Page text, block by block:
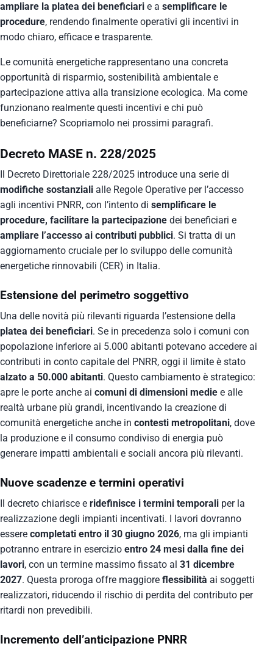
ampliare la platea dei beneficiari e a semplificare le
procedure, rendendo finalmente operativi gli incentivi in
modo chiaro, efficace e trasparente.
Le comunità energetiche rappresentano una concreta
opportunità di risparmio, sostenibilità ambientale e
partecipazione attiva alla transizione ecologica. Ma come
funzionano realmente questi incentivi e chi può
beneficiarne? Scopriamolo nei prossimi paragrafi.
Decreto MASE n. 228/2025
Il Decreto Direttoriale 228/2025 introduce una serie di
modifiche sostanziali alle Regole Operative per l’accesso
agli incentivi PNRR, con l’intento di semplificare le
procedure, facilitare la partecipazione dei beneficiari e
ampliare l’accesso ai contributi pubblici. Si tratta di un
aggiornamento cruciale per lo sviluppo delle comunità
energetiche rinnovabili (CER) in Italia.
Estensione del perimetro soggettivo
Una delle novità più rilevanti riguarda l’estensione della
platea dei beneficiari. Se in precedenza solo i comuni con
popolazione inferiore ai 5.000 abitanti potevano accedere ai
contributi in conto capitale del PNRR, oggi il limite è stato
alzato a 50.000 abitanti. Questo cambiamento è strategico:
apre le porte anche ai comuni di dimensioni medie e alle
realtà urbane più grandi, incentivando la creazione di
comunità energetiche anche in contesti metropolitani, dove
la produzione e il consumo condiviso di energia può
generare impatti ambientali e sociali ancora più rilevanti.
Nuove scadenze e termini operativi
Il decreto chiarisce e ridefinisce i termini temporali per la
realizzazione degli impianti incentivati. I lavori dovranno
essere completati entro il 30 giugno 2026, ma gli impianti
potranno entrare in esercizio entro 24 mesi dalla fine dei
lavori, con un termine massimo fissato al 31 dicembre
2027. Questa proroga offre maggiore flessibilità ai soggetti
realizzatori, riducendo il rischio di perdita del contributo per
ritardi non prevedibili.
Incremento dell’anticipazione PNRR